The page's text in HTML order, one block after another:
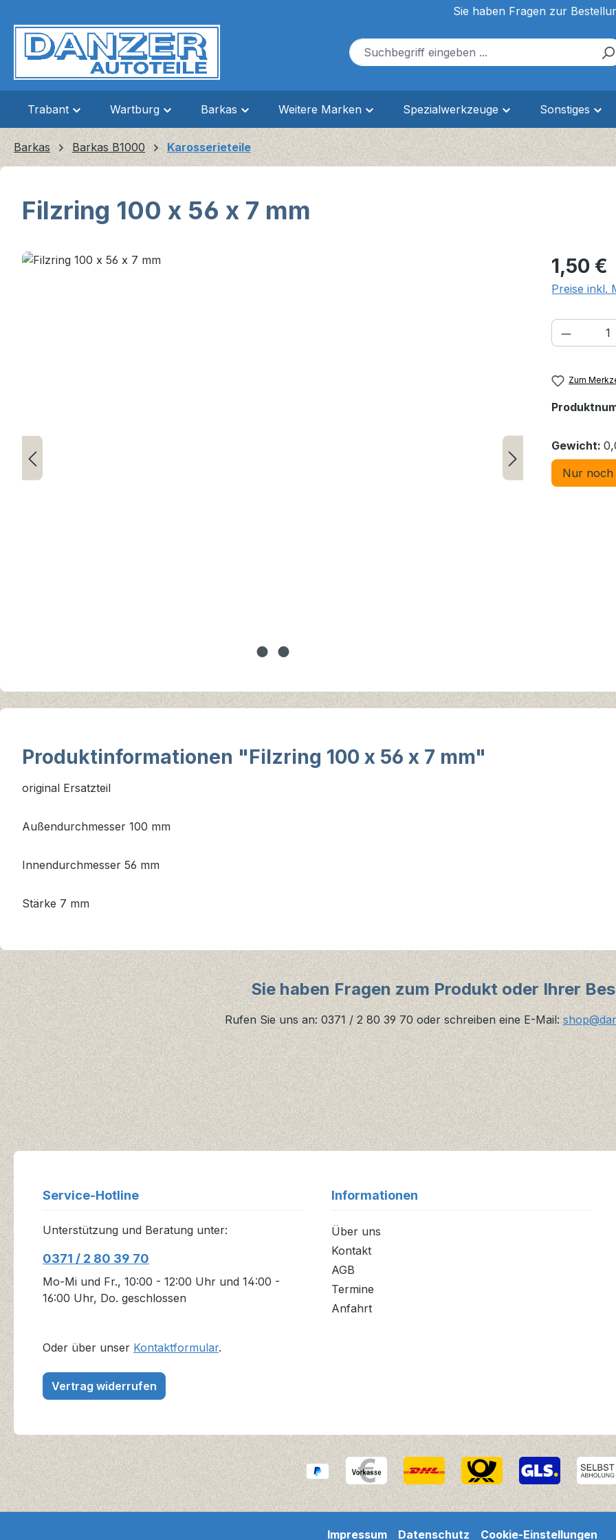
Sie haben Fragen zur
Trabant Wartburg Barkas Weitere Marken Spezialwerkzeuge Sonstiges
Barkas Barkas B1000 Karosserieteile
Filzring 100 x 56 x 7 mm
Bildergalerie überspringen Regulärer
1,50 €
Preise inkl.
Zum
Gewicht:
Nur
Produktinformationen "Filzring 100 x 56 x 7 mm"
original Ersatzteil
Außendurchmesser 100 mm
Innendurchmesser 56 mm
Stärke 7 mm
Sie haben Fragen zum Produkt oder Ihrer
Rufen Sie uns an: 0371 / 2 80 39 70 oder schreiben eine E-Mail:
Service-Hotline
Unterstützung und Beratung unter:
0371 / 2 80 39 70
Mo-Mi und Fr., 10:00 - 12:00 Uhr und 14:00 -
16:00 Uhr, Do. geschlossen
Oder über unser Kontaktformular.
Vertrag widerrufen
Informationen
Über uns
Kontakt
AGB
Termine
Anfahrt
Impressum Datenschutz Cookie-Einstellungen